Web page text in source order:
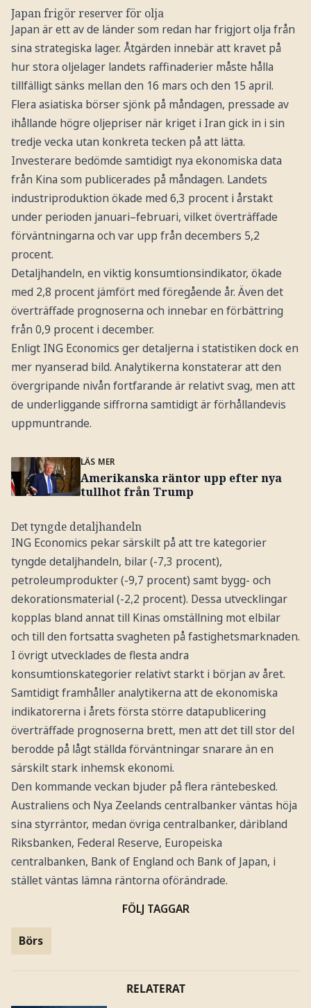
Japan frigör reserver för olja
Japan är ett av de länder som redan har frigjort olja från
sina strategiska lager. Åtgärden innebär att kravet på
hur stora oljelager landets raffinaderier måste hålla
tillfälligt sänks mellan den 16 mars och den 15 april.
Flera asiatiska börser sjönk på måndagen, pressade av
ihållande högre oljepriser när kriget i Iran gick in i sin
tredje vecka utan konkreta tecken på att lätta.
Investerare bedömde samtidigt nya ekonomiska data
från Kina som publicerades på måndagen. Landets
industriproduktion ökade med 6,3 procent i årstakt
under perioden januari–februari, vilket överträffade
förväntningarna och var upp från decembers 5,2
procent.
Detaljhandeln, en viktig konsumtionsindikator, ökade
med 2,8 procent jämfört med föregående år. Även det
överträffade prognoserna och innebar en förbättring
från 0,9 procent i december.
Enligt ING Economics ger detaljerna i statistiken dock en
mer nyanserad bild. Analytikerna konstaterar att den
övergripande nivån fortfarande är relativt svag, men att
de underliggande siffrorna samtidigt är förhållandevis
uppmuntrande.
LÄS MER
Amerikanska räntor upp efter nya
tullhot från Trump
Det tyngde detaljhandeln
ING Economics pekar särskilt på att tre kategorier
tyngde detaljhandeln, bilar (-7,3 procent),
petroleumprodukter (-9,7 procent) samt bygg- och
dekorationsmaterial (-2,2 procent). Dessa utvecklingar
kopplas bland annat till Kinas omställning mot elbilar
och till den fortsatta svagheten på fastighetsmarknaden.
I övrigt utvecklades de flesta andra
konsumtionskategorier relativt starkt i början av året.
Samtidigt framhåller analytikerna att de ekonomiska
indikatorerna i årets första större datapublicering
överträffade prognoserna brett, men att det till stor del
berodde på lågt ställda förväntningar snarare än en
särskilt stark inhemsk ekonomi.
Den kommande veckan bjuder på flera räntebesked.
Australiens och Nya Zeelands centralbanker väntas höja
sina styrräntor, medan övriga centralbanker, däribland
Riksbanken, Federal Reserve, Europeiska
centralbanken, Bank of England och Bank of Japan, i
stället väntas lämna räntorna oförändrade.
FÖLJ TAGGAR
Börs
RELATERAT